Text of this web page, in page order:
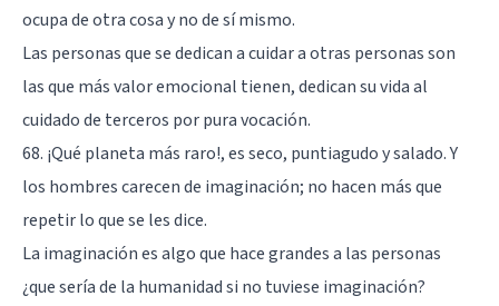
ocupa de otra cosa y no de sí mismo.
Las personas que se dedican a cuidar a otras personas son
las que más valor emocional tienen, dedican su vida al
cuidado de terceros por pura vocación.
68. ¡Qué planeta más raro!, es seco, puntiagudo y salado. Y
los hombres carecen de imaginación; no hacen más que
repetir lo que se les dice.
La imaginación es algo que hace grandes a las personas
¿que sería de la humanidad si no tuviese imaginación?